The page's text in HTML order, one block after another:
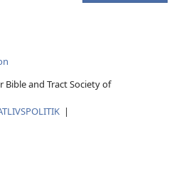
Bible and Tract Society of
|